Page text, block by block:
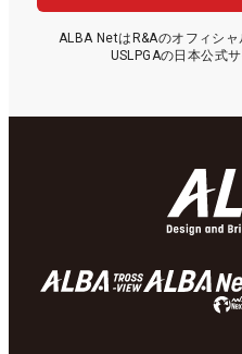
ALBA NetはR&Aのオフィシ
USLPGAの日本公式